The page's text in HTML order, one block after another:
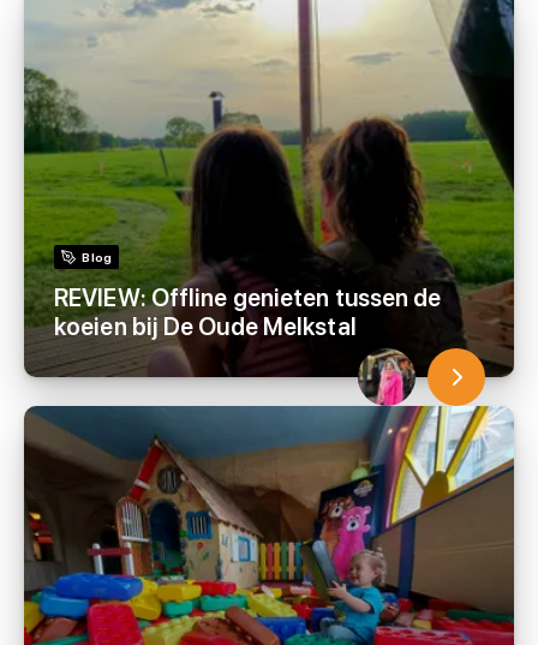
Blog
REVIEW: Offline genieten tussen de
koeien bij De Oude Melkstal